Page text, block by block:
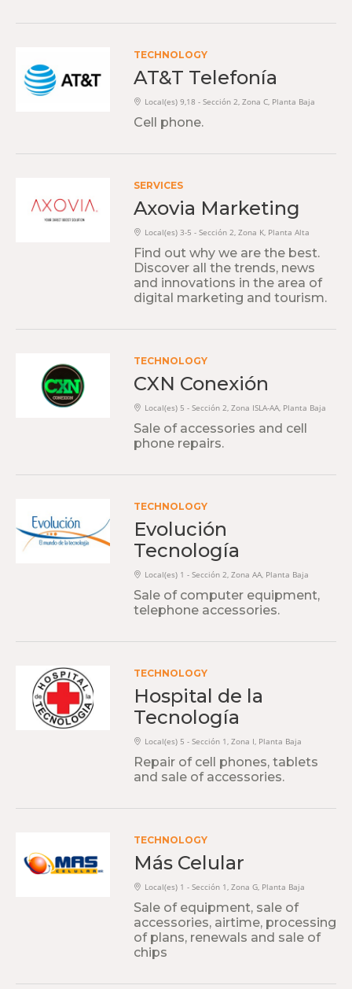
TECHNOLOGY
AT&T Telefonía
Local(es) 9,18 - Sección 2, Zona C, Planta Baja
Cell phone.
SERVICES
Axovia Marketing
Local(es) 3-5 - Sección 2, Zona K, Planta Alta
Find out why we are the best.
Discover all the trends, news
and innovations in the area of
digital marketing and tourism.
TECHNOLOGY
CXN Conexión
Local(es) 5 - Sección 2, Zona ISLA-AA, Planta Baja
Sale of accessories and cell
phone repairs.
TECHNOLOGY
Evolución
Tecnología
Local(es) 1 - Sección 2, Zona AA, Planta Baja
Sale of computer equipment,
telephone accessories.
TECHNOLOGY
Hospital de la
Tecnología
Local(es) 5 - Sección 1, Zona I, Planta Baja
Repair of cell phones, tablets
and sale of accessories.
TECHNOLOGY
Más Celular
Local(es) 1 - Sección 1, Zona G, Planta Baja
Sale of equipment, sale of
accessories, airtime, processing
of plans, renewals and sale of
chips